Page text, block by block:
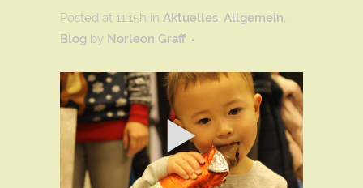
Posted at 11:15h in Aktuelles, Allgemein,
Blog by Norleon Graff
ftp://hansalux@h055.video-stream-
hosting.de/encoding/weihnachten_film.mp4